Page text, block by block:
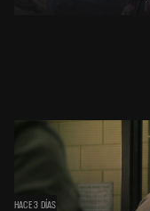
HACE 3 DÍAS